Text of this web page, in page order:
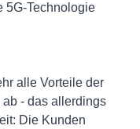
5G-Technologie
alle Vorteile der
- das allerdings
Die Kunden